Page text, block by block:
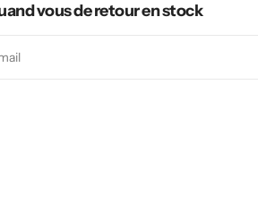
vous de retour en stock